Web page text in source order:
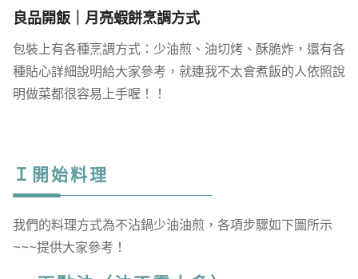
良品開飯｜月亮蝦餅烹調方式
包裝上有各種烹調方式：少油煎、油切烤、酥脆炸，還有各
種貼心詳細說明給大家參考，就連我不太會煮飯的人依照說
明做菜都很容易上手喔！！
Ｉ開始料理
我們的料理方式為不沾鍋少油油煎，各項步驟如下圖所示
~~~提供大家參考！